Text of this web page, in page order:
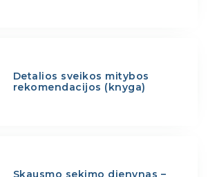
Detalios sveikos mitybos
rekomendacijos (knyga)
Skausmo sekimo dienynas –